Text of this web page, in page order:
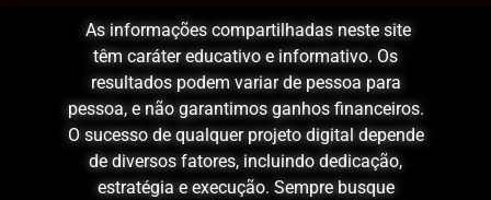
As informações compartilhadas neste site
têm caráter educativo e informativo. Os
resultados podem variar de pessoa para
pessoa, e não garantimos ganhos financeiros.
O sucesso de qualquer projeto digital depende
de diversos fatores, incluindo dedicação,
estratégia e execução. Sempre busque